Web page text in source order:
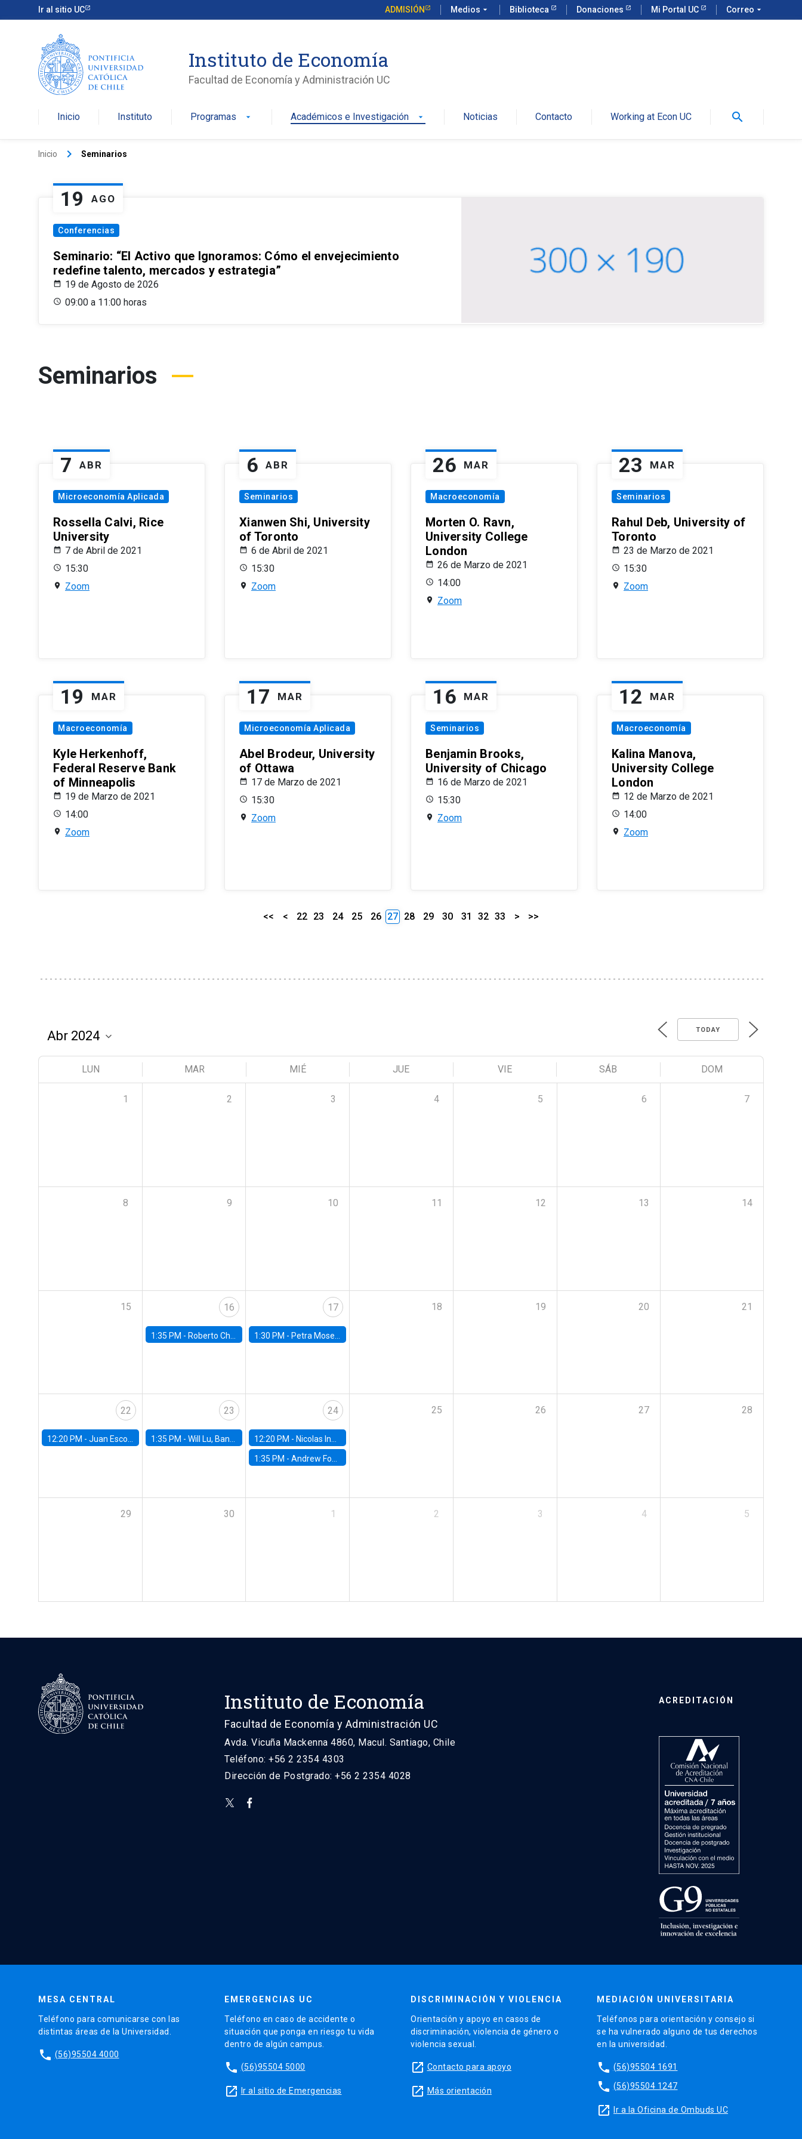
Ir al sitio UC ADMISIÓN Medios arrow_drop_down Biblioteca Donaciones Mi Portal UC Correo arrow_drop_down
Instituto de Economía
Facultad de Economía y Administración UC
Inicio Instituto Programas arrow_drop_down Académicos e Investigación arrow_drop_down Noticias Contacto Working at Econ UC search
Inicio keyboard_arrow_right Seminarios
19 AGO
Conferencias
Seminario: “El Activo que Ignoramos: Cómo el envejecimiento
redefine talento, mercados y estrategia”
19 de Agosto de 2026
09:00 a 11:00 horas
Seminarios
7 ABR
Microeconomía Aplicada
Rossella Calvi, Rice
University
7 de Abril de 2021
15:30
Zoom
6 ABR
Seminarios
Xianwen Shi, University
of Toronto
6 de Abril de 2021
15:30
Zoom
26 MAR
Macroeconomía
Morten O. Ravn,
University College
London
26 de Marzo de 2021
14:00
Zoom
23 MAR
Seminarios
Rahul Deb, University of
Toronto
23 de Marzo de 2021
15:30
Zoom
19 MAR
Macroeconomía
Kyle Herkenhoff,
Federal Reserve Bank
of Minneapolis
19 de Marzo de 2021
14:00
Zoom
17 MAR
Microeconomía Aplicada
Abel Brodeur, University
of Ottawa
17 de Marzo de 2021
15:30
Zoom
16 MAR
Seminarios
Benjamin Brooks,
University of Chicago
16 de Marzo de 2021
15:30
Zoom
12 MAR
Macroeconomía
Kalina Manova,
University College
London
12 de Marzo de 2021
14:00
Zoom
<< < 22 23 24 25 26 27 28 29 30 31 32 33 > >>
TODAY
LUN MAR MIÉ JUE VIE SÁB DOM
1 2 3 4 5 6 7
8 9 10 11 12 13 14
15 16
1:35 PM - Roberto Chang, Rutgers University
17
1:30 PM - Petra Moser, NYU Stern
18 19 20 21
22
12:20 PM - Juan Escobar, Universidad de Chile
23
1:35 PM - Will Lu, Banco Central de Chile
24
12:20 PM - Nicolas Inostroza, Rotman School of Management, University of Toronto
1:35 PM -Andrew Foster, Brown University
25 26 27 28
29 30 1 2 3 4 5
Instituto de Economía
Facultad de Economía y Administración UC
Avda. Vicuña Mackenna 4860, Macul. Santiago, Chile
Teléfono: +56 2 2354 4303
Dirección de Postgrado: +56 2 2354 4028
ACREDITACIÓN
MESA CENTRAL
Teléfono para comunicarse con las
distintas áreas de la Universidad.
phone (56)95504 4000
EMERGENCIAS UC
Teléfono en caso de accidente o
situación que ponga en riesgo tu vida
dentro de algún campus.
phone (56)95504 5000
launch Ir al sitio de Emergencias
DISCRIMINACIÓN Y VIOLENCIA
Orientación y apoyo en casos de
discriminación, violencia de género o
violencia sexual.
launch Contacto para apoyo
launch Más orientación
MEDIACIÓN UNIVERSITARIA
Teléfonos para orientación y consejo si
se ha vulnerado alguno de tus derechos
en la universidad.
phone (56)95504 1691
phone (56)95504 1247
launch Ir a la Oficina de Ombuds UC